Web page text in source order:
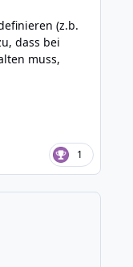
(z.b.
dass bei
muss,
1